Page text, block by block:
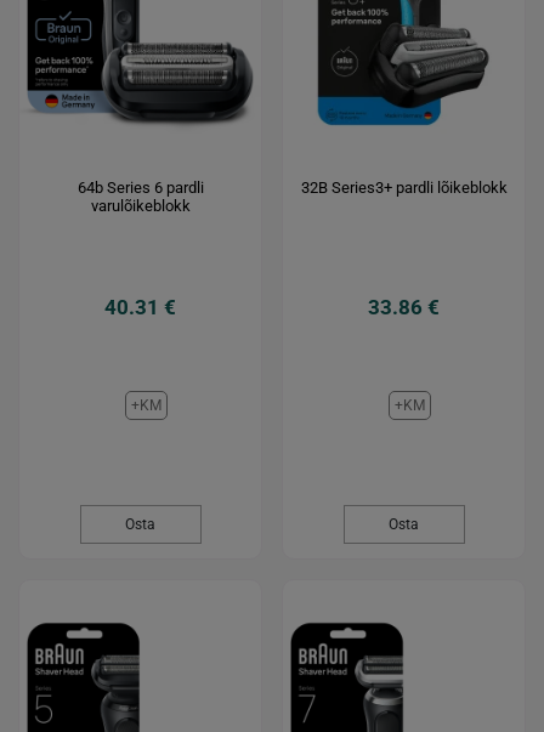
64b Series 6 pardli
varulõikeblokk
40.31 €
+KM
Osta
32B Series3+ pardli lõikeblokk
33.86 €
+KM
Osta